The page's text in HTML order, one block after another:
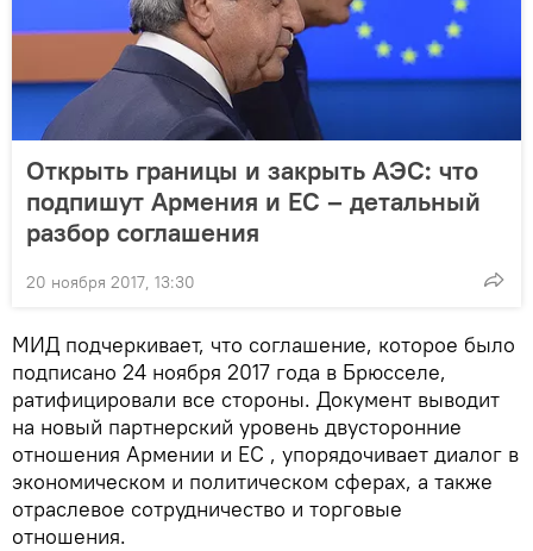
Открыть границы и закрыть АЭС: что
подпишут Армения и ЕС – детальный
разбор соглашения
20 ноября 2017, 13:30
МИД подчеркивает, что соглашение, которое было
подписано 24 ноября 2017 года в Брюсселе,
ратифицировали все стороны. Документ выводит
на новый партнерский уровень двусторонние
отношения Армении и ЕС , упорядочивает диалог в
экономическом и политическом сферах, а также
отраслевое сотрудничество и торговые
отношения.